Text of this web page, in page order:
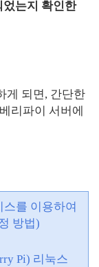
는지 확인한
게 되면, 간단한
리파이 서버에
를 이용하여
방법)
Pi) 리눅스